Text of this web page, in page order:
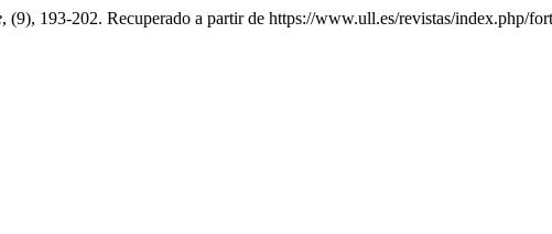
, (9), 193-202. Recuperado a partir de https://www.ull.es/revistas/index.php/